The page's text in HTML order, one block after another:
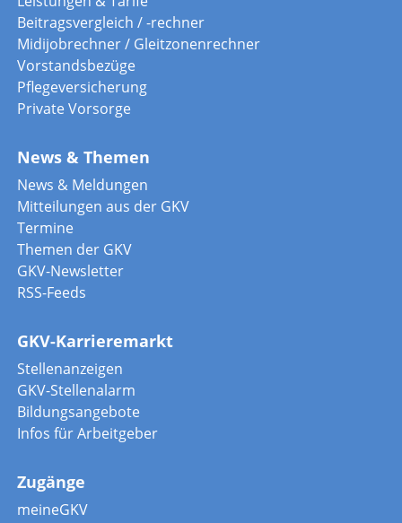
Beitragsvergleich / -rechner
Midijobrechner / Gleitzonenrechner
Vorstandsbezüge
Pflegeversicherung
Private Vorsorge
News & Themen
News & Meldungen
Mitteilungen aus der GKV
Termine
Themen der GKV
GKV-Newsletter
RSS-Feeds
GKV-Karrieremarkt
Stellenanzeigen
GKV-Stellenalarm
Bildungsangebote
Infos für Arbeitgeber
Zugänge
meineGKV